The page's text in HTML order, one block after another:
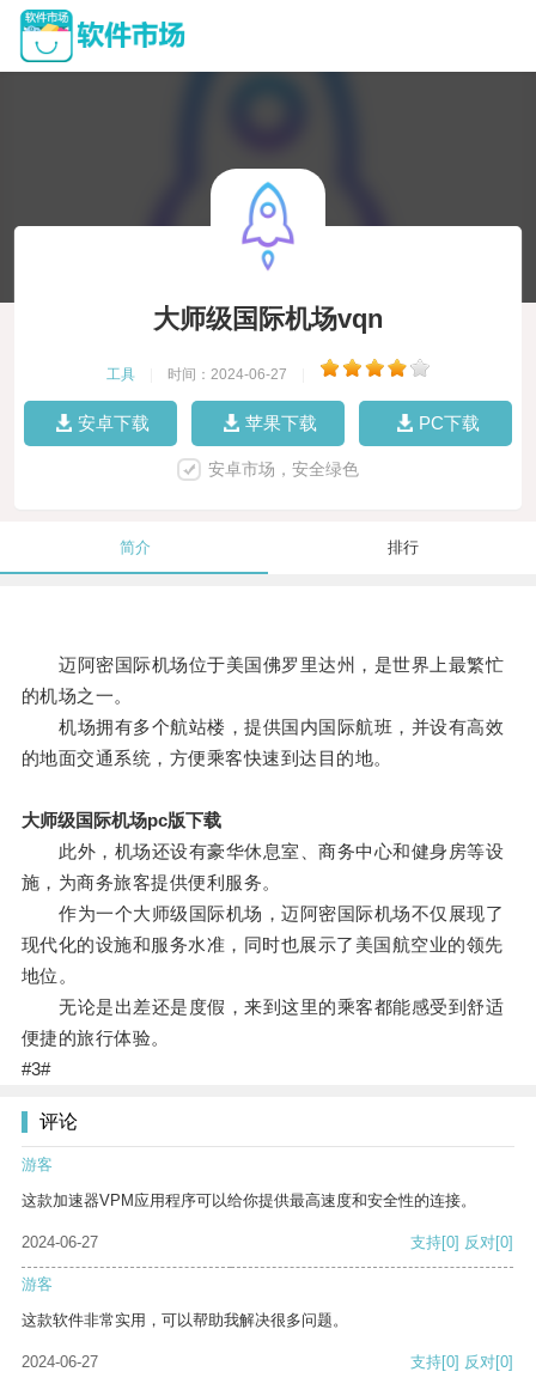
大师级国际机场vqn
工具 时间：2024-06-27
安卓下载 苹果下载 PC下载
安卓市场，安全绿色
简介 排行
迈阿密国际机场位于美国佛罗里达州，是世界上最繁忙
的机场之一。
机场拥有多个航站楼，提供国内国际航班，并设有高效
的地面交通系统，方便乘客快速到达目的地。
大师级国际机场pc版下载
此外，机场还设有豪华休息室、商务中心和健身房等设
施，为商务旅客提供便利服务。
作为一个大师级国际机场，迈阿密国际机场不仅展现了
现代化的设施和服务水准，同时也展示了美国航空业的领先
地位。
无论是出差还是度假，来到这里的乘客都能感受到舒适
便捷的旅行体验。
#3#
评论
游客
这款加速器VPM应用程序可以给你提供最高速度和安全性的连接。
2024-06-27 支持[0] 反对[0]
游客
这款软件非常实用，可以帮助我解决很多问题。
2024-06-27 支持[0] 反对[0]